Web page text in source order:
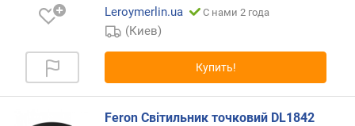
Leroymerlin.ua С нами 2 года
(Киев)
Купить!
Feron Світильник точковий DL1842